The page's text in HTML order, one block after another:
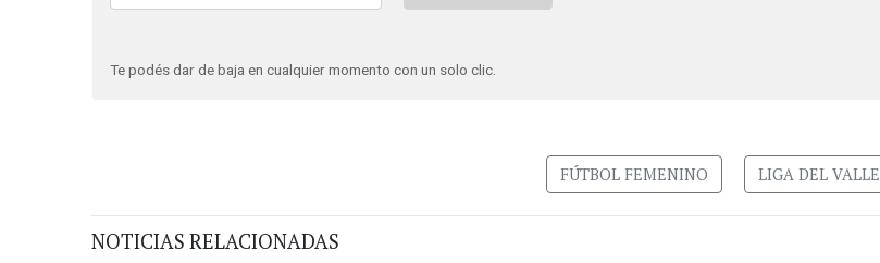
Te podés dar de baja en cualquier momento con un solo clic.
FÚTBOL FEMENINO LIGA DEL VALLE
NOTICIAS RELACIONADAS